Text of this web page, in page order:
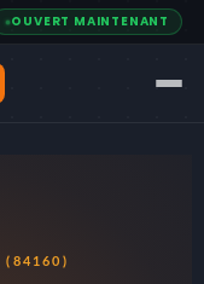
OUVERT MAINTENANT
(84160)